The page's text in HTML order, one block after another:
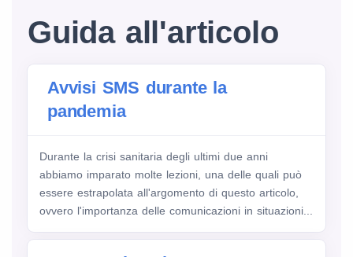
Guida all'articolo
Avvisi SMS durante la
pandemia
Durante la crisi sanitaria degli ultimi due anni
abbiamo imparato molte lezioni, una delle quali può
essere estrapolata all'argomento di questo articolo,
ovvero l'importanza delle comunicazioni in situazioni...